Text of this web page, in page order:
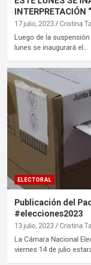
INTERPRETACIÓN
17 julio, 2023 Cristina
Luego de la
lunes se inaugurará el…
ELECTORAL
Publicación del
#elecciones2023
13 julio, 2023 Cristina
La Cámara Nacional
viernes 14 de julio